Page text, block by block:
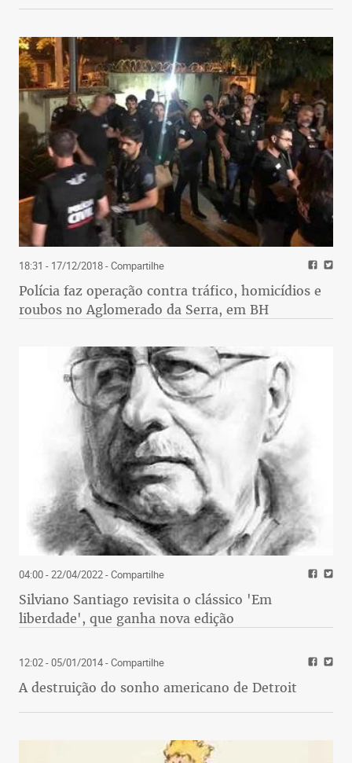
18:31 - 17/12/2018- Compartilhe
Polícia faz operação contra tráfico, homicídios e
roubos no Aglomerado da Serra, em BH
04:00 - 22/04/2022- Compartilhe
Silviano Santiago revisita o clássico 'Em
liberdade', que ganha nova edição
12:02 - 05/01/2014- Compartilhe
A destruição do sonho americano de Detroit